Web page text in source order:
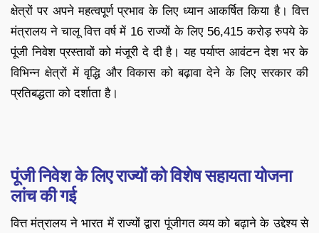
क्षेत्रों पर अपने महत्वपूर्ण प्रभाव के लिए ध्यान आकर्षित किया है। वित्त
मंत्रालय ने चालू वित्त वर्ष में 16 राज्यों के लिए 56,415 करोड़ रुपये के
पूंजी निवेश प्रस्तावों को मंजूरी दे दी है। यह पर्याप्त आवंटन देश भर के
विभिन्न क्षेत्रों में वृद्धि और विकास को बढ़ावा देने के लिए सरकार की
प्रतिबद्धता को दर्शाता है।
पूंजी निवेश के लिए राज्यों को विशेष सहायता योजना
लांच की गई
वित्त मंत्रालय ने भारत में राज्यों द्वारा पूंजीगत व्यय को बढ़ाने के उद्देश्य से